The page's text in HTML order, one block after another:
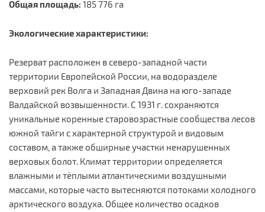
Общая площадь: 185 776 га
Экологические характеристики:
Резерват расположен в северо-западной части
территории Европейской России, на водоразделе
верховий рек Волга и Западная Двина на юго-западе
Валдайской возвышенности. С 1931 г. сохраняются
уникальные коренные старовозрастные сообщества лесов
южной тайги с характерной структурой и видовым
составом, а также обширные участки ненарушенных
верховых болот. Климат территории определяется
влажными и тёплыми атлантическими воздушными
массами, которые часто вытесняются потоками холодного
арктического воздуха. Общее количество осадков